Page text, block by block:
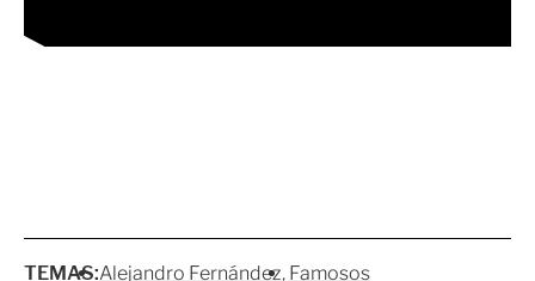
TEMAS:Alejandro Fernández Famosos